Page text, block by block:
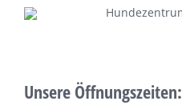
Unsere Öffnungszeiten: